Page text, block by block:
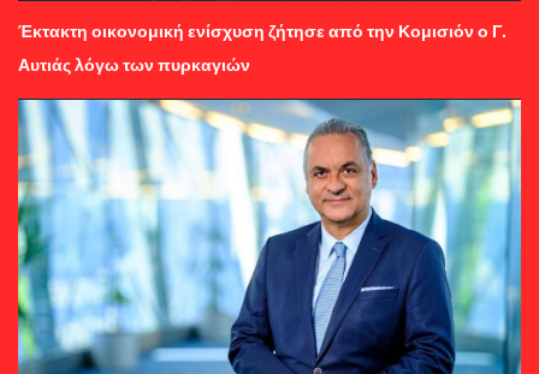
Έκτακτη οικονομική ενίσχυση ζήτησε από την Κομισιόν ο Γ.
Αυτιάς λόγω των πυρκαγιών